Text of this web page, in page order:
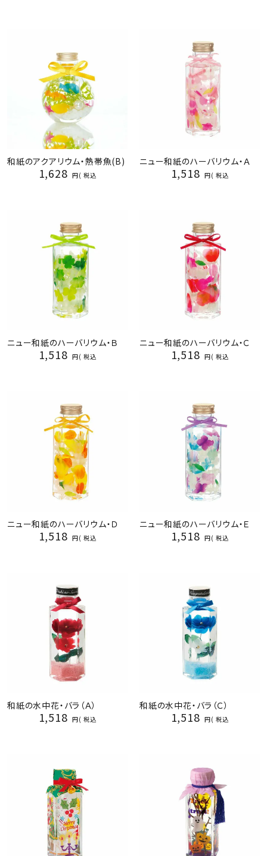
和紙のアクアリウム・熱帯魚(B)
1,628 税込
ニュー和紙のハーバリウム・Ａ
1,518 税込
ニュー和紙のハーバリウム・Ｂ
1,518 税込
ニュー和紙のハーバリウム・Ｃ
1,518 税込
ニュー和紙のハーバリウム・Ｄ
1,518 税込
ニュー和紙のハーバリウム・Ｅ
1,518 税込
和紙の水中花・バラ（Ａ）
1,518 税込
和紙の水中花・バラ（Ｃ）
1,518 税込